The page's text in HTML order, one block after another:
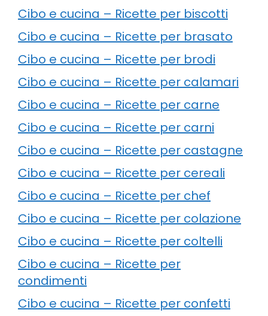
Cibo e cucina – Ricette per biscotti
Cibo e cucina – Ricette per brasato
Cibo e cucina – Ricette per brodi
Cibo e cucina – Ricette per calamari
Cibo e cucina – Ricette per carne
Cibo e cucina – Ricette per carni
Cibo e cucina – Ricette per castagne
Cibo e cucina – Ricette per cereali
Cibo e cucina – Ricette per chef
Cibo e cucina – Ricette per colazione
Cibo e cucina – Ricette per coltelli
Cibo e cucina – Ricette per
condimenti
Cibo e cucina – Ricette per confetti